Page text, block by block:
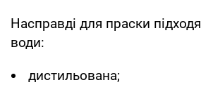
Насправді для праски
води:
дистильована;